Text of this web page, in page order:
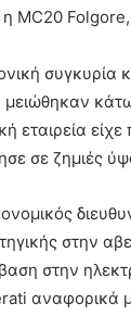
η MC20
συγκυρία
εταιρεία
σε ζημιές
στην
στην
αναφορικά